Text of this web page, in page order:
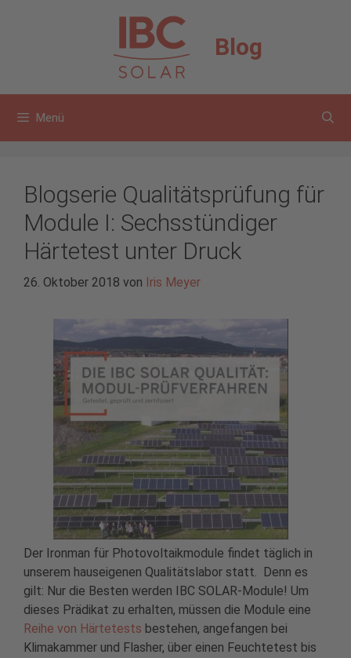
Blog
Menü
Blogserie Qualitätsprüfung für
Module I: Sechsstündiger
Härtetest unter Druck
26. Oktober 2018 von Iris Meyer
Der Ironman für Photovoltaikmodule findet täglich in
unserem hauseigenen Qualitätslabor statt. Denn es
gilt: Nur die Besten werden IBC SOLAR-Module! Um
dieses Prädikat zu erhalten, müssen die Module eine
Reihe von Härtetests bestehen, angefangen bei
Klimakammer und Flasher, über einen Feuchtetest bis